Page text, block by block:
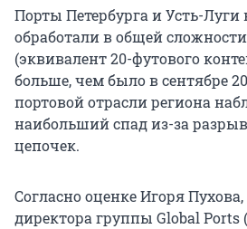
Порты Петербурга и Усть-Луги
обработали в общей
(эквивалент 20-футового
больше, чем было в сентябре
портовой отрасли региона
наибольший спад из-за
цепочек.
Согласно оценке Игоря
директора группы Global Ports